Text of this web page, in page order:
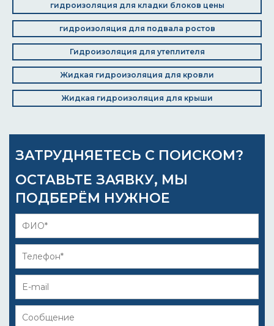
гидроизоляция для кладки блоков цены
гидроизоляция для подвала ростов
Гидроизоляция для утеплителя
Жидкая гидроизоляция для кровли
Жидкая гидроизоляция для крыши
ЗАТРУДНЯЕТЕСЬ С ПОИСКОМ?
ОСТАВЬТЕ ЗАЯВКУ, МЫ
ПОДБЕРЁМ НУЖНОЕ